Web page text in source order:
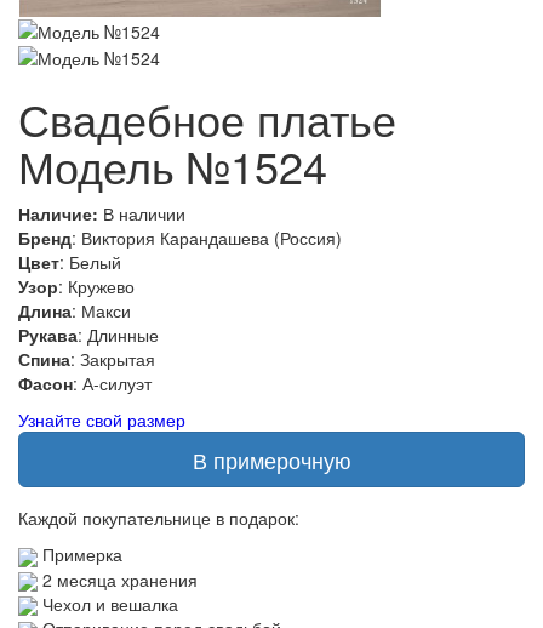
Свадебное платье
Модель №1524
Наличие: В наличии
Бренд: Виктория Карандашева (Россия)
Цвет: Белый
Узор: Кружево
Длина: Макси
Рукава: Длинные
Спина: Закрытая
Фасон: А-силуэт
Узнайте свой размер
В примерочную
Каждой покупательнице в подарок:
Примерка
2 месяца хранения
Чехол и вешалка